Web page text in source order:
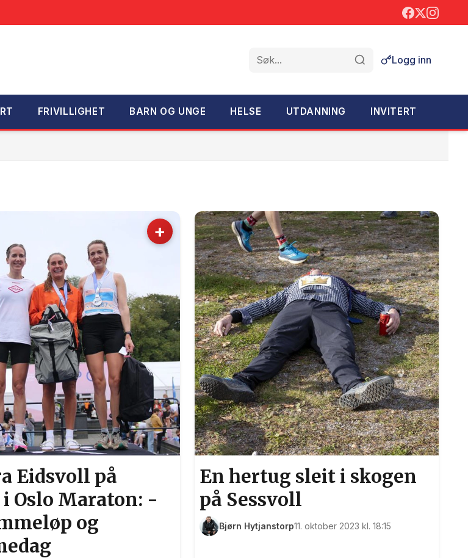
Søk
Logg inn
FRIVILLIGHET BARN OG UNGE HELSE UTDANNING INVITERT
+
Eidsvoll på
Oslo Maraton: -
og
En hertug sleit i skogen
på Sessvoll
Bjørn Hytjanstorp11. oktober 2023 kl. 18:15